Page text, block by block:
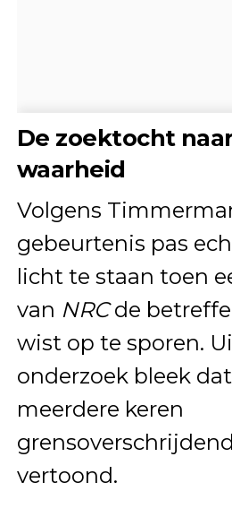
De zoektocht
waarheid
Volgens
gebeurtenis pas
licht te staan toen
van NRCde
wist op te sporen.
onderzoek bleek
meerdere keren
vertoond.